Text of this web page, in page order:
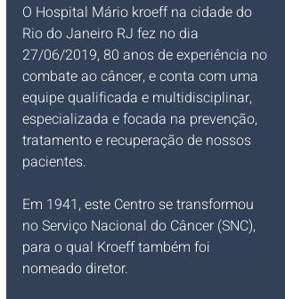
O Hospital Mário kroeff na cidade do
Rio do Janeiro RJ fez no dia
27/06/2019, 80 anos de experiência no
combate ao câncer, e conta com uma
equipe qualificada e multidisciplinar,
especializada e focada na prevenção,
tratamento e recuperação de nossos
pacientes.
Em 1941, este Centro se transformou
no Serviço Nacional do Câncer (SNC),
para o qual Kroeff também foi
nomeado diretor.